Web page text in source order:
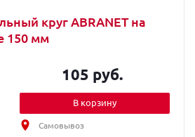
круг ABRANET на
150 мм
105 руб.
В корзину
Самовывоз